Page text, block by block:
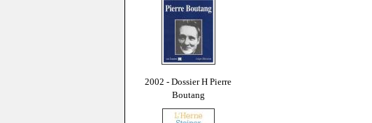
2002 - Dossier H Pierre
Boutang